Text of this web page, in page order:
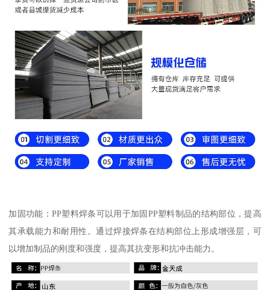
加固功能：PP塑料焊条可以用于加固PP塑料制品的结构部位，提高
其承载能力和耐用性。通过焊接焊条在结构部位上形成增强层，可
以增加制品的刚度和强度，提高其抗变形和抗冲击能力。